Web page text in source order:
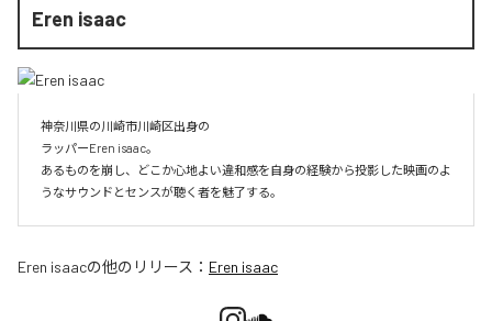
Eren isaac
神奈川県の川崎市川崎区出身の
ラッパーEren isaac。
あるものを崩し、どこか心地よい違和感を自身の経験から投影した映画のよ
うなサウンドとセンスが聴く者を魅了する。
Eren isaacの他のリリース： Eren isaac